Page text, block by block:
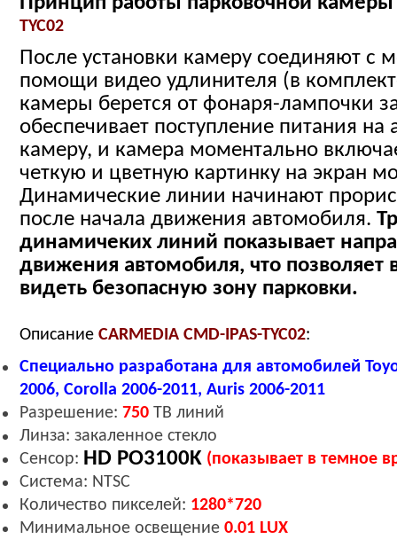
TYC02
После установки камеру соединяют с
помощи видео удлинителя (в
камеры берется от фонаря-лампочки
обеспечивает поступление питания
камеру, и камера моментально
четкую и цветную картинку на экран
Динамические линии начинают
после начала движения автомобиля.
динамичеких линий показывает
движения автомобиля, что позволяет
видеть безопасную зону парковки.
Описание CARMEDIA CMD-IPAS-TYC02:
Специально разработана для автомобилей
2006, Corolla 2006-2011, Auris 2006-2011
Разрешение: 750 ТВ линий
Линза: закаленное стекло
Сенсор: HD PO3100K (показывает в темное
Система: NTSC
Количество пикселей: 1280*720
Минимальное освещение 0.01 LUX